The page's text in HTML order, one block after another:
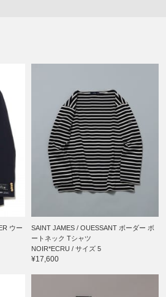
ウー
SAINT JAMES / OUESSANT ボーダー ボ
ートネック Tシャツ
NOIR*ECRU / サイズ 5
¥17,600